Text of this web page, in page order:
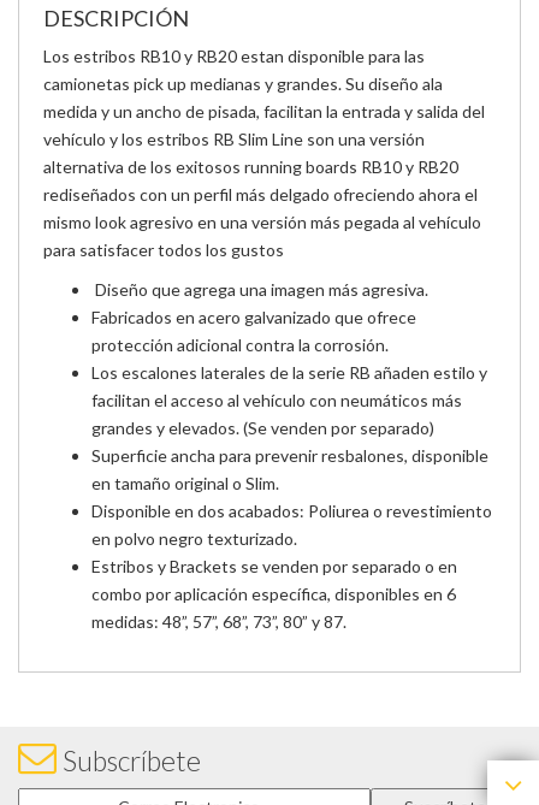
DESCRIPCIÓN
Los estribos RB10 y RB20 estan disponible para las
camionetas pick up medianas y grandes. Su diseño ala
medida y un ancho de pisada, facilitan la entrada y salida del
vehículo y los estribos RB Slim Line son una versión
alternativa de los exitosos running boards RB10 y RB20
rediseñados con un perfil más delgado ofreciendo ahora el
mismo look agresivo en una versión más pegada al vehículo
para satisfacer todos los gustos
Diseño que agrega una imagen más agresiva.
Fabricados en acero galvanizado que ofrece
protección adicional contra la corrosión.
Los escalones laterales de la serie RB añaden estilo y
facilitan el acceso al vehículo con neumáticos más
grandes y elevados. (Se venden por separado)
Superficie ancha para prevenir resbalones, disponible
en tamaño original o Slim.
Disponible en dos acabados: Poliurea o revestimiento
en polvo negro texturizado.
Estribos y Brackets se venden por separado o en
combo por aplicación específica, disponibles en 6
medidas: 48”, 57”, 68”, 73”, 80” y 87.
Subscríbete